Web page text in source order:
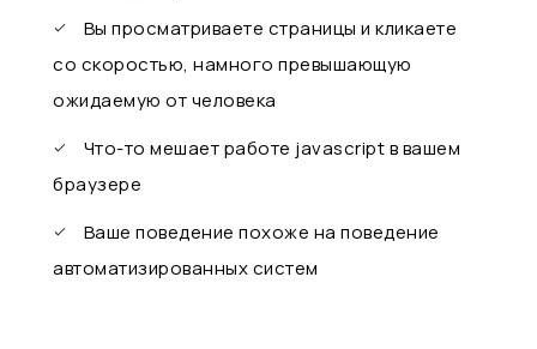
Вы просматриваете страницы и кликаете
со скоростью, намного превышающую
ожидаемую от человека
Что-то мешает работе javascript в вашем
браузере
Ваше поведение похоже на поведение
автоматизированных систем